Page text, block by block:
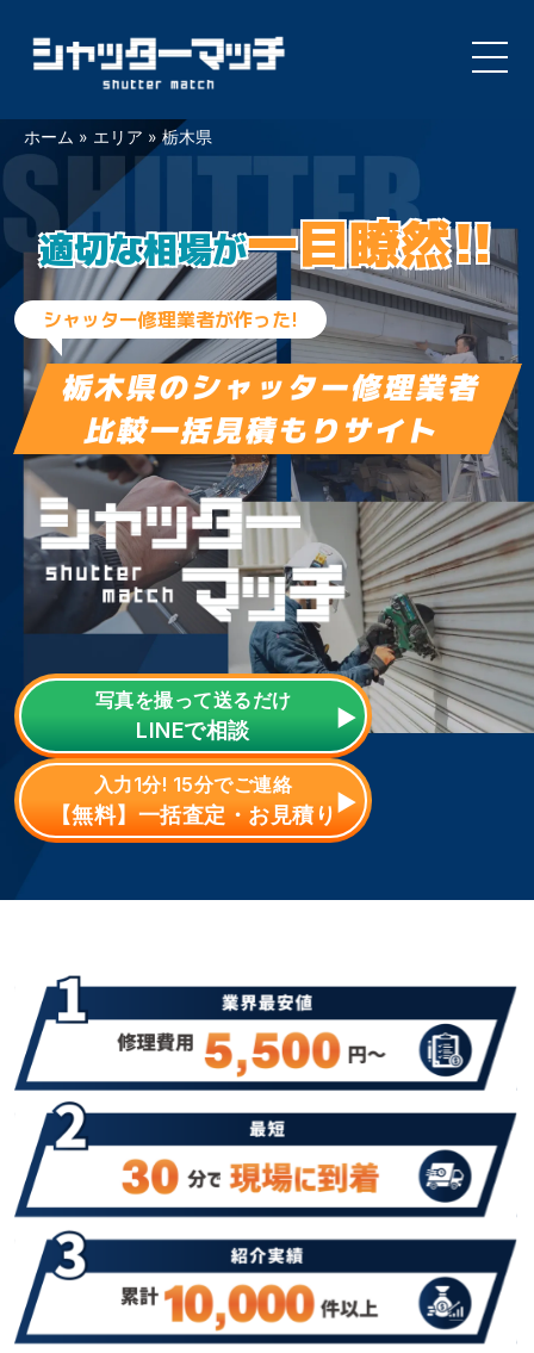
Skip
to
content
ホーム » エリア » 栃木県
適切な相場が一目瞭然!!
シャッター修理業者が作った!
栃木県のシャッター修理業者
比較一括見積もりサイト
写真を撮って送るだけ
LINEで相談
入力1分! 15分でご連絡
【無料】一括査定・お見積り